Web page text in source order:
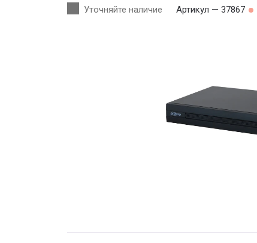
Уточняйте наличие Артикул — 37867